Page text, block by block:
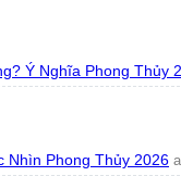
Ý Nghĩa Phong Thủy
Nhìn Phong Thủy 2026